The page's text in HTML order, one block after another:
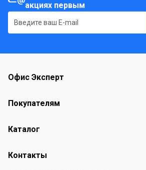
акциях первым
Офис Эксперт
Покупателям
Каталог
Контакты